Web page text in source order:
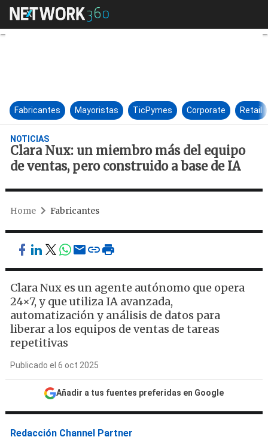
Clara Nux: un miembro más
Fabricantes Mayoristas TicPymes Corporate Retail
NOTICIAS
Clara Nux: un miembro más del equipo
de ventas, pero construido a base de IA
Home Fabricantes
Clara Nux es un agente autónomo que opera
24×7, y que utiliza IA avanzada,
automatización y análisis de datos para
liberar a los equipos de ventas de tareas
repetitivas
Publicado el 6 oct 2025
Añadir a tus fuentes preferidas en Google
Redacción Channel Partner